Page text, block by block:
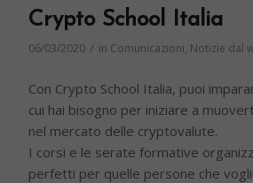
Crypto School Italia
06/03/2020 / in Comunicazioni, Notizie dal
Con Crypto School Italia, puoi
cui hai bisogno per iniziare a
nel mercato delle cryptovalute.
I corsi e le serate formative
perfetti per quelle persone che